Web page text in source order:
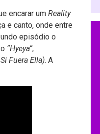
encarar um Reality
e canto, onde entre
episódio o
“Hyeya”,
Fuera Ella). A